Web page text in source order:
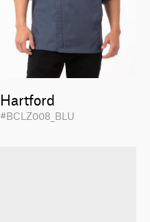
Hartford
#BCLZ008_BLU